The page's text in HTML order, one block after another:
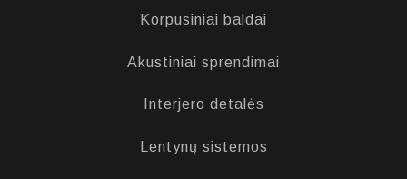
Korpusiniai baldai
Akustiniai sprendimai
Interjero detalės
Lentynų sistemos